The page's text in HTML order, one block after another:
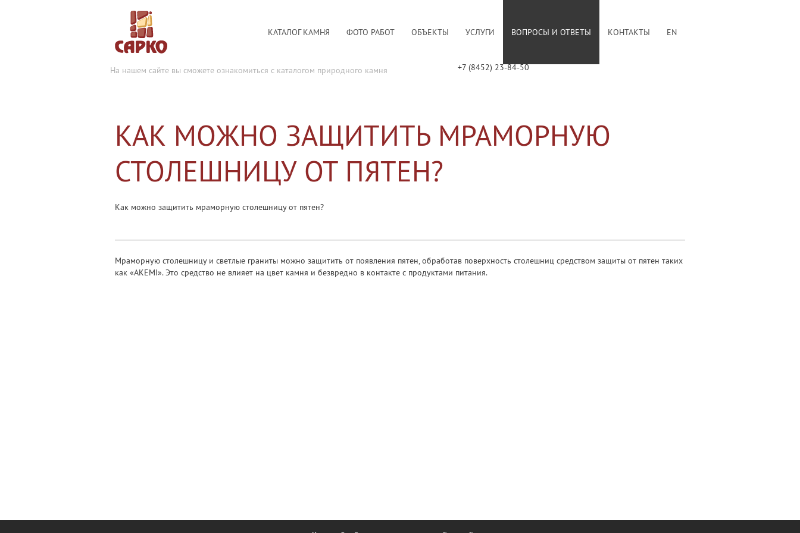
КАТАЛОГ КАМНЯ ФОТО РАБОТ ОБЪЕКТЫ УСЛУГИ ВОПРОСЫ И ОТВЕТЫ КОНТАКТЫ EN
На нашем сайте вы сможете ознакомиться с каталогом природного камня +7 (8452) 23-84-50
КАК МОЖНО ЗАЩИТИТЬ МРАМОРНУЮ
СТОЛЕШНИЦУ ОТ ПЯТЕН?
Как можно защитить мраморную столешницу от пятен?
Мраморную столешницу и светлые граниты можно защитить от появления пятен, обработав поверхность столешниц средством защиты от пятен таких
как «AKEMI». Это средство не влияет на цвет камня и безвредно в контакте с продуктами питания.